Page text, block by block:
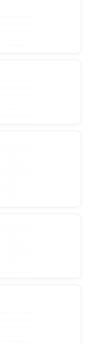
panel v
tele
EM-Marin /